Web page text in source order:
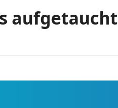
aufgetaucht